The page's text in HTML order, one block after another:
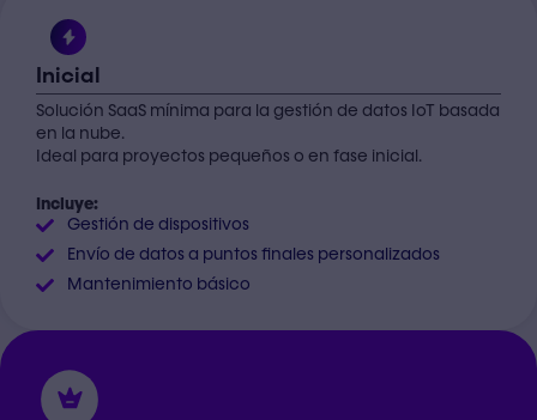
Inicial
Solución SaaS mínima para la gestión de datos IoT basada
en la nube.
Ideal para proyectos pequeños o en fase inicial.
Incluye:
Gestión de dispositivos
Envío de datos a puntos finales personalizados
Mantenimiento básico